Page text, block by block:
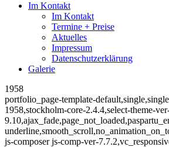
Im Kontakt
Im Kontakt
Termine + Preise
Aktuelles
Impressum
Datenschutzerklärung
Galerie
1958
portfolio_page-template-
1958,stockholm-core-2.4.4,select-theme-
js-composer js-comp-ver-